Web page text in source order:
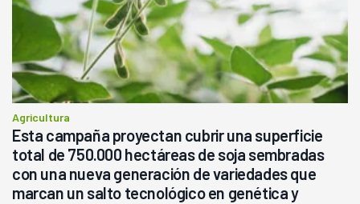
Agricultura
Esta campaña proyectan cubrir una superficie
total de 750.000 hectáreas de soja sembradas
con una nueva generación de variedades que
marcan un salto tecnológico en genética y